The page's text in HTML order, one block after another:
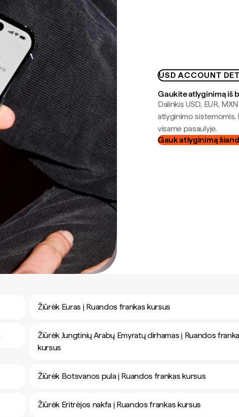
USD ACCOUNT
Gaukite atlyginimą iš
Dalinkis USD, EUR,
atlyginimo
visame pasaulyje.
Gauk atlyginimą
Žiūrėk Euras į Ruandos frankas kursus
Žiūrėk Jungtinių Arabų Emyratų dirhamas į Ruandos
kursus
Žiūrėk Botsvanos pula į Ruandos frankas kursus
Žiūrėk Eritrėjos nakfa į Ruandos frankas kursus